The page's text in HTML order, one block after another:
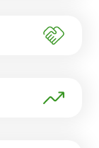
مصر